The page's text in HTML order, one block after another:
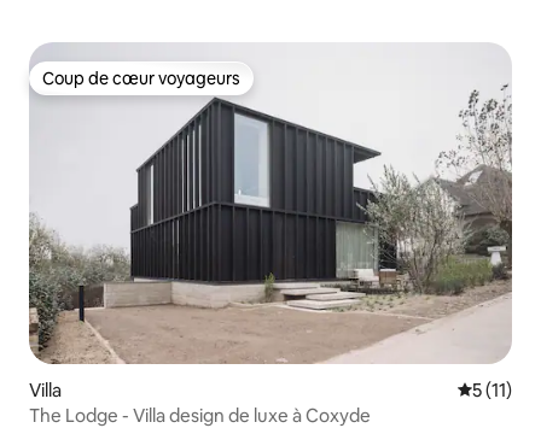
Coup de cœur voyageurs
Coup de cœur voyageurs
Villa
5 (11)
The Lodge - Villa design de luxe à Coxyde